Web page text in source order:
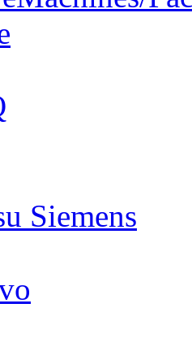
Siemens